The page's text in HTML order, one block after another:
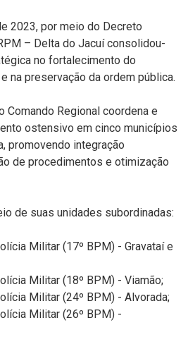
2023, por meio do Decreto
– Delta do Jacuí consolidou-
no fortalecimento do
na preservação da ordem pública.
Comando Regional coordena e
ostensivo em cinco municípios
promovendo integração
de procedimentos e otimização
de suas unidades subordinadas:
Militar (17º BPM) - Gravataí e
Militar (18º BPM) - Viamão;
Militar (24º BPM) - Alvorada;
Militar (26º BPM) -